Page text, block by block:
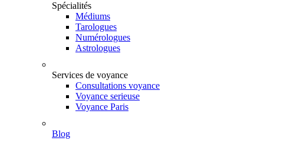
Spécialités
Médiums
Tarologues
Numérologues
Astrologues
Services de voyance
Consultations voyance
Voyance serieuse
Voyance Paris
Blog